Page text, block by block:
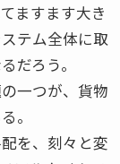
ますます大き
テム全体に取
だろう。
一つが、貨物
。
を、刻々と変